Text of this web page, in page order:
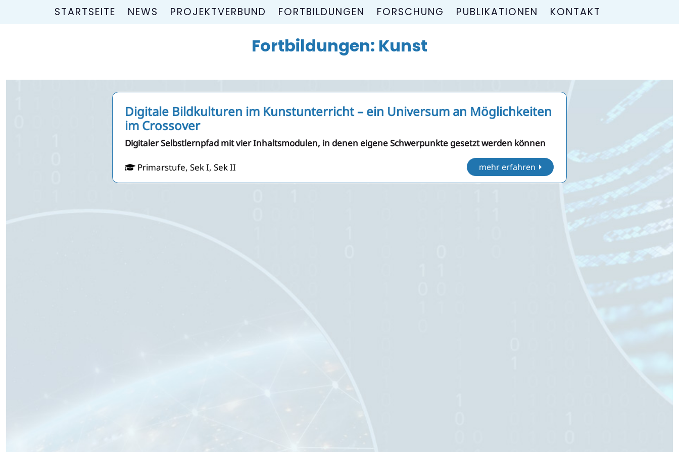
STARTSEITE NEWS PROJEKTVERBUND FORTBILDUNGEN FORSCHUNG PUBLIKATIONEN KONTAKT
Fortbildungen: Kunst
Digitale Bildkulturen im Kunstunterricht – ein Universum an Möglichkeiten
im Crossover
Digitaler Selbstlernpfad mit vier Inhaltsmodulen, in denen eigene Schwerpunkte gesetzt werden können
Primarstufe, Sek I, Sek II mehr erfahren